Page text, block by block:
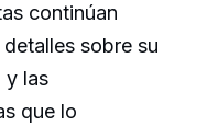
continúan
sobre su
y las
que lo